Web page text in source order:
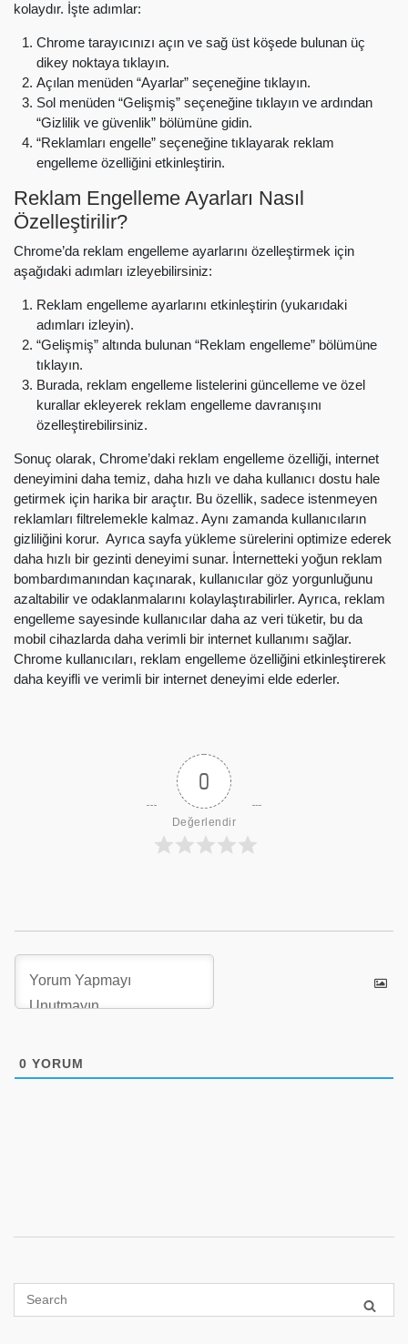
kolaydır. İşte adımlar:
Chrome tarayıcınızı açın ve sağ üst köşede bulunan üç
dikey noktaya tıklayın.
Açılan menüden “Ayarlar” seçeneğine tıklayın.
Sol menüden “Gelişmiş” seçeneğine tıklayın ve ardından
“Gizlilik ve güvenlik” bölümüne gidin.
“Reklamları engelle” seçeneğine tıklayarak reklam
engelleme özelliğini etkinleştirin.
Reklam Engelleme Ayarları Nasıl
Özelleştirilir?
Chrome’da reklam engelleme ayarlarını özelleştirmek için
aşağıdaki adımları izleyebilirsiniz:
Reklam engelleme ayarlarını etkinleştirin (yukarıdaki
adımları izleyin).
“Gelişmiş” altında bulunan “Reklam engelleme” bölümüne
tıklayın.
Burada, reklam engelleme listelerini güncelleme ve özel
kurallar ekleyerek reklam engelleme davranışını
özelleştirebilirsiniz.
Sonuç olarak, Chrome’daki reklam engelleme özelliği, internet
deneyimini daha temiz, daha hızlı ve daha kullanıcı dostu hale
getirmek için harika bir araçtır. Bu özellik, sadece istenmeyen
reklamları filtrelemekle kalmaz. Aynı zamanda kullanıcıların
gizliliğini korur. Ayrıca sayfa yükleme sürelerini optimize ederek
daha hızlı bir gezinti deneyimi sunar. İnternetteki yoğun reklam
bombardımanından kaçınarak, kullanıcılar göz yorgunluğunu
azaltabilir ve odaklanmalarını kolaylaştırabilirler. Ayrıca, reklam
engelleme sayesinde kullanıcılar daha az veri tüketir, bu da
mobil cihazlarda daha verimli bir internet kullanımı sağlar.
Chrome kullanıcıları, reklam engelleme özelliğini etkinleştirerek
daha keyifli ve verimli bir internet deneyimi elde ederler.
0
Değerlendir
0 YORUM